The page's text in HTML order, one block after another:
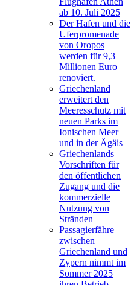
ab 10. Juli 2025
Der Hafen und die
Uferpromenade
von Oropos
werden für 9,3
Millionen Euro
renoviert.
Griechenland
erweitert den
Meeresschutz mit
neuen Parks im
Ionischen Meer
und in der Ägäis
Griechenlands
Vorschriften für
den öffentlichen
Zugang und die
kommerzielle
Nutzung von
Stränden
Passagierfähre
zwischen
Griechenland und
Zypern nimmt im
Sommer 2025